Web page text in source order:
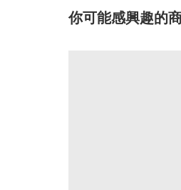
你可能感興趣的